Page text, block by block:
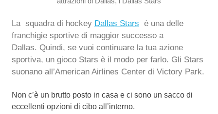
La squadra di hockey Dallas Stars è una delle
franchigie sportive di maggior successo a
Dallas. Quindi, se vuoi continuare la tua azione
sportiva, un gioco Stars è il modo per farlo. Gli Stars
suonano all’American Airlines Center di Victory Park.
Non c’è un brutto posto in casa e ci sono un sacco di
eccellenti opzioni di cibo all’interno.